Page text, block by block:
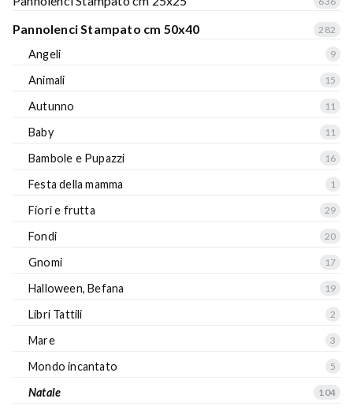
Pannolenci Stampato cm 50x40 282
Angeli 9
Animali 15
Autunno 11
Baby 11
Bambole e Pupazzi 16
Festa della mamma 1
Fiori e frutta 29
Fondi 20
Gnomi 17
Halloween, Befana 19
Libri Tattili 2
Mare 3
Mondo incantato 5
Natale 104